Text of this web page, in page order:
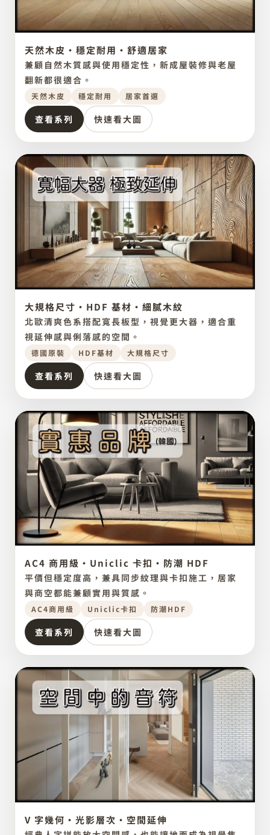
天然木皮質感 點圖放大
NATURAL VENEER
海島型
天然木皮・穩定耐用・舒適居家
兼顧自然木質感與使用穩定性，新成屋裝修與老屋
翻新都很適合。
天然木皮 穩定耐用 居家首選
查看系列 快速看大圖
德國原裝 點圖放大
GERMAN LAMINATE
Parador
大規格尺寸・HDF 基材・細膩木紋
北歐清爽色系搭配寬長板型，視覺更大器，適合重
視延伸感與俐落感的空間。
德國原裝 HDF基材 大規格尺寸
查看系列 快速看大圖
韓國品牌 點圖放大
AFFORDABLE STABLE CHOICE
Dongwha
AC4 商用級・Uniclic 卡扣・防潮 HDF
平價但穩定度高，兼具同步紋理與卡扣施工，居家
與商空都能兼顧實用與質感。
AC4商用級 Uniclic卡扣 防潮HDF
查看系列 快速看大圖
設計感拼法 點圖放大
HERRINGBONE FLOORING
V 字幾何・光影層次・空間延伸